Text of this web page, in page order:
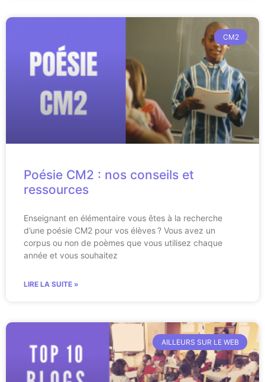
CM2
Poésie CM2 : nos conseils et
ressources
Enseignant en élémentaire vous êtes à la recherche
d’une poésie CM2 pour vos élèves ? Vous avez un
corpus ou non de poèmes que vous utilisez chaque
année et vous souhaitez
LIRE LA SUITE »
AILLEURS SUR LE WEB